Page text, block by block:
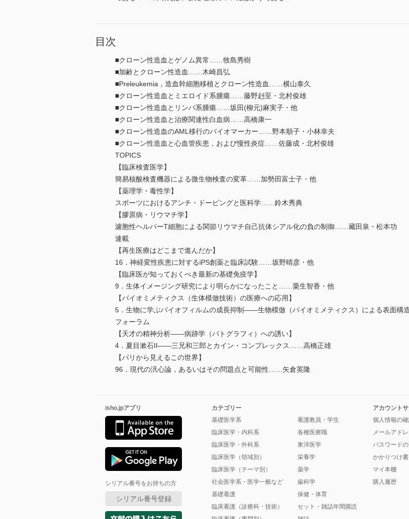
目次
■クローン性造血とゲノム異常……牧島秀樹
■加齢とクローン性造血……木崎昌弘
■Preleukemia，造血幹細胞移植とクローン性造血……横山泰久
■クローン性造血とミエロイド系腫瘍……藤野赳至・北村俊雄
■クローン性造血とリンパ系腫瘍……坂田(柳元)麻実子・他
■クローン性造血と治療関連性白血病……高橋康一
■クローン性造血のAML移行のバイオマーカー……野本順子・小林幸夫
■クローン性造血と心血管疾患，および慢性炎症……佐藤成・北村俊雄
TOPICS
【臨床検査医学】
簡易核酸検査機器による微生物検査の変革……加勢田富士子・他
【薬理学・毒性学】
スポーツにおけるアンチ・ドーピングと医科学……鈴木秀典
【膠原病・リウマチ学】
濾胞性ヘルパーT細胞による関節リウマチ自己抗体シアル化の負の制御……藏田泉・松本功
連載
【再生医療はどこまで進んだか】
16．神経変性疾患に対するiPS創薬と臨床試験……坂野晴彦・他
【臨床医が知っておくべき最新の基礎免疫学】
9．生体イメージング研究により明らかになったこと……粟生智香・他
【バイオミメティクス（生体模倣技術）の医療への応用】
5．生物に学ぶバイオフィルムの成長抑制――生物模倣（バイオミメティクス）による表面
フォーラム
【天才の精神分析――病跡学（パトグラフィ）への誘い】
4．夏目漱石II――三兄和三郎とカイン・コンプレックス……高橋正雄
【パリから見えるこの世界】
96．現代の汎心論，あるいはその問題点と可能性……矢倉英隆
isho.jpアプリ
シリアル番号をお持ちの方
シリアル番号登録
カテゴリー
基礎医学系
臨床医学・内科系
臨床医学・外科系
臨床医学（領域別）
臨床医学（テーマ別）
社会医学系・医学一般など
基礎看護
臨床看護（診療科・技術）
看護教員・学生
各種医療職
東洋医学
栄養学
薬学
歯科学
保健・体育
セット・雑誌年間購読
アカウント
個人情報の
メールアド
パスワード
かかりつけ
マイ本棚
購入履歴